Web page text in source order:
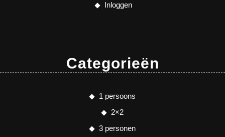
Inloggen
Categorieën
1 persoons
2×2
3 personen